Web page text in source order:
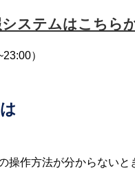
ステムはこちら
）
操作方法が分からないと